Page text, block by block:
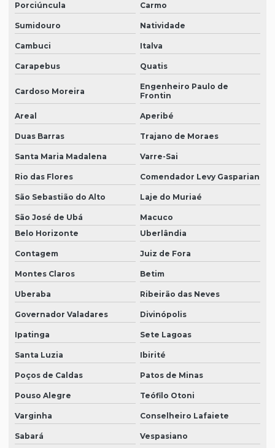
Porciúncula Carmo
Sumidouro Natividade
Cambuci Italva
Carapebus Quatis
Cardoso Moreira
Engenheiro Paulo de
Frontin
Areal Aperibé
Duas Barras Trajano de Moraes
Santa Maria Madalena Varre-Sai
Rio das Flores Comendador Levy Gasparian
São Sebastião do Alto Laje do Muriaé
São José de Ubá
Macuco
Belo Horizonte
Uberlândia
Contagem Juiz de Fora
Montes Claros Betim
Uberaba Ribeirão das Neves
Governador Valadares Divinópolis
Ipatinga Sete Lagoas
Santa Luzia Ibirité
Poços de Caldas Patos de Minas
Pouso Alegre Teófilo Otoni
Varginha Conselheiro Lafaiete
Sabará Vespasiano